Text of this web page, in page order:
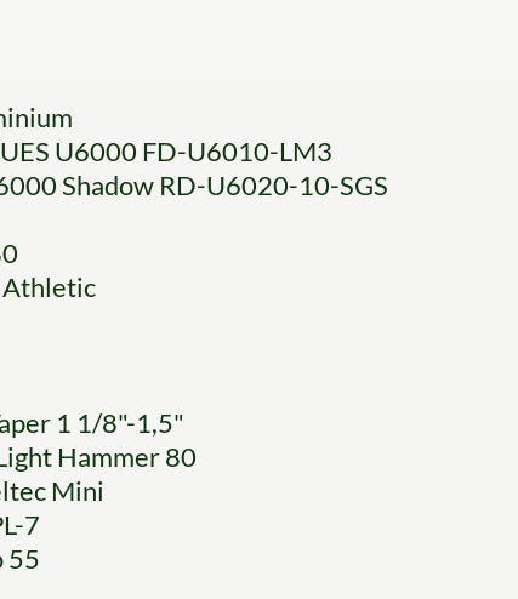
U6000 FD-U6010-LM3
Shadow RD-U6020-10-SGS
Athletic
1 1/8"-1,5"
Hammer 80
Mini
7
55